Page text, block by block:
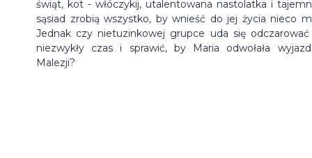
świąt, kot - włóczykij, utalentowana nastolatka i
sąsiad zrobią wszystko, by wnieść do jej życia nieco
Jednak czy nietuzinkowej grupce uda się
niezwykły czas i sprawić, by Maria odwołała
Malezji?